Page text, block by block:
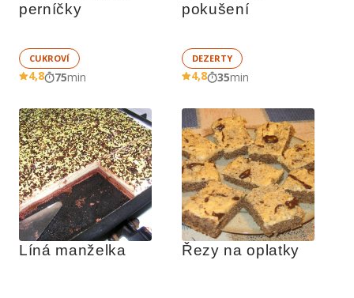
perníčky
CUKROVÍ
4,8 75min
pokušení
DEZERTY
4,8 35min
Líná manželka Řezy na oplatky